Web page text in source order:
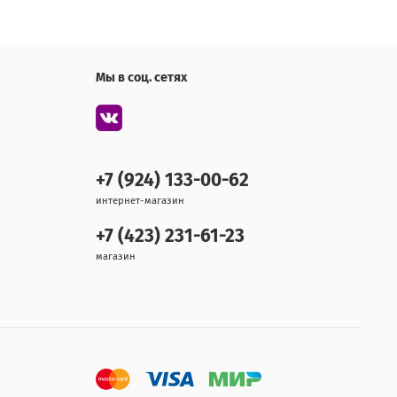
Мы в соц. сетях
+7 (924) 133-00-62
интернет-магазин
+7 (423) 231-61-23
магазин